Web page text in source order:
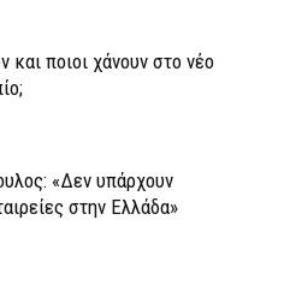
και ποιοι χάνουν στο νέο
«Δεν υπάρχουν
στην Ελλάδα»